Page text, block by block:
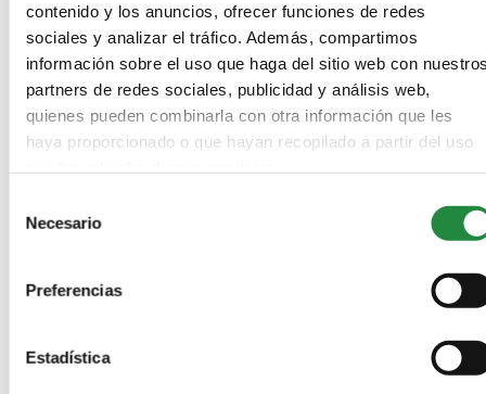
contenido y los anuncios, ofrecer funciones de redes
sociales y analizar el tráfico. Además, compartimos
información sobre el uso que haga del sitio web con
partners de redes sociales, publicidad y análisis web,
quienes pueden combinarla con otra información que les
haya proporcionado o que hayan recopilado a partir del uso
Necesario
Preferencias
Estadística
Save my name, email, and website in this browser for the next
Información básica acerca de cómo protegemos tus datos conforme al
Reglamento General de Protección de Datos (Reglamento UE 2016/679)
Personales y garantía de los derechos digitales
Quien es el responsable del tratamiento:
SEAS, Estudios Superiores